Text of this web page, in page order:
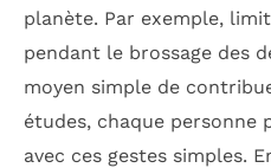
planète. Par exemple,
pendant le brossage des
moyen simple de
études, chaque personne
avec ces gestes simples.